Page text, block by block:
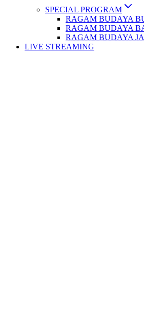
SPECIAL PROGRAM
RAGAM BUDAYA
RAGAM BUDAYA
RAGAM BUDAYA
LIVE STREAMING